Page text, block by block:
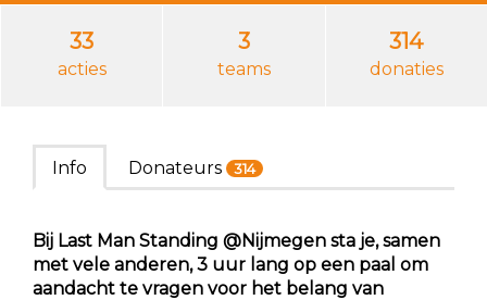
33
acties
3
teams
314
donaties
Info Donateurs 314
Bij Last Man Standing @Nijmegen sta je, samen
met vele anderen, 3 uur lang op een paal om
aandacht te vragen voor het belang van